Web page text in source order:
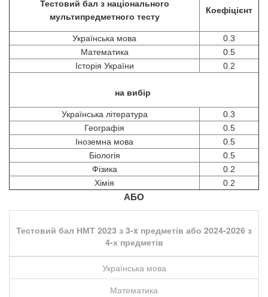
Тестовий бал з національного
мультипредметного тесту
Коефіцієнт
Українська мова
0.3
Математика
0.5
Історія України
0.2
на вибір
Українська література
0.3
Географія
0.5
Іноземна мова
0.5
Біологія
0.5
Фізика
0.2
Хімія
0.2
АБО
Тестовий бал НМТ 2023 з 3-x предметів або 2024-2026 з
4-х предметів
Українська мова
Математика